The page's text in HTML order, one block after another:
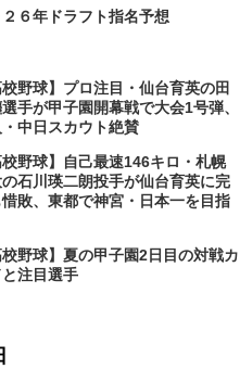
２６年ドラフト指名予想
校野球】プロ注目・仙台育英の田
手が甲子園開幕戦で大会1号弾、
・中日スカウト絶賛
校野球】自己最速146キロ・札幌
の石川瑛二朗投手が仙台育英に完
敗、東都で神宮・日本一を目指
校野球】夏の甲子園2日目の対戦カ
注目選手